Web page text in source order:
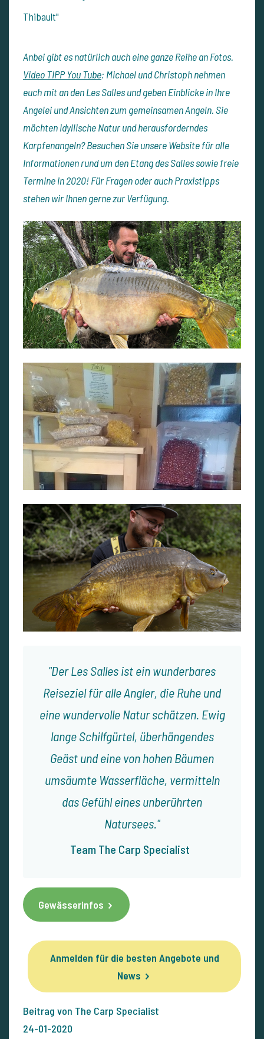
Thibault"
Anbei gibt es natürlich auch eine ganze Reihe an Fotos.
Video TIPP You Tube: Michael und Christoph nehmen
euch mit an den Les Salles und geben Einblicke in Ihre
Angelei und Ansichten zum gemeinsamen Angeln.Sie
möchten idyllische Natur und herausforderndes
Karpfenangeln? Besuchen Sie unsere Website für alle
Informationen rund um den Etang des Salles sowie freie
Termine in 2020! Für Fragen oder auch Praxistipps
stehen wir Ihnen gerne zur Verfügung.
Der Les Salles ist ein wunderbares
Reiseziel für alle Angler, die Ruhe und
eine wundervolle Natur schätzen. Ewig
lange Schilfgürtel, überhängendes
Geäst und eine von hohen Bäumen
umsäumte Wasserfläche, vermitteln
das Gefühl eines unberührten
Natursees.
Team The Carp Specialist
Gewässerinfos
Anmelden für die besten Angebote und
News
Beitrag von The Carp Specialist
24-01-2020